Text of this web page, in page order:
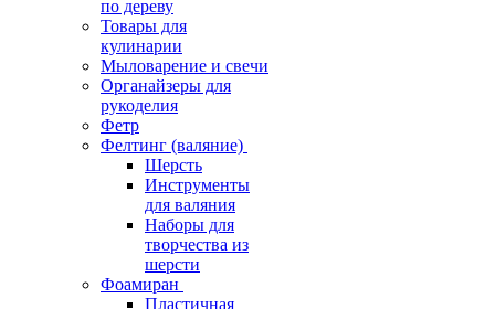
по дереву
Товары для
кулинарии
Мыловарение и свечи
Органайзеры для
рукоделия
Фетр
Фелтинг (валяние)
Шерсть
Инструменты
для валяния
Наборы для
творчества из
шерсти
Фоамиран
Пластичная